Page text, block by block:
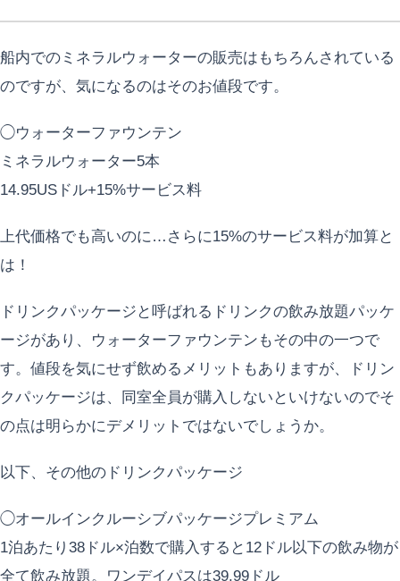
船内でのミネラルウォーターの販売はもちろんされている
のですが、気になるのはそのお値段です。
◯ウォーターファウンテン
ミネラルウォーター5本
14.95USドル+15%サービス料
上代価格でも高いのに…さらに15%のサービス料が加算と
は！
ドリンクパッケージと呼ばれるドリンクの飲み放題パッケ
ージがあり、ウォーターファウンテンもその中の一つで
す。値段を気にせず飲めるメリットもありますが、ドリン
クパッケージは、同室全員が購入しないといけないのでそ
の点は明らかにデメリットではないでしょうか。
以下、その他のドリンクパッケージ
◯オールインクルーシブパッケージプレミアム
1泊あたり38ドル×泊数で購入すると12ドル以下の飲み物が
全て飲み放題。ワンデイパスは39.99ドル